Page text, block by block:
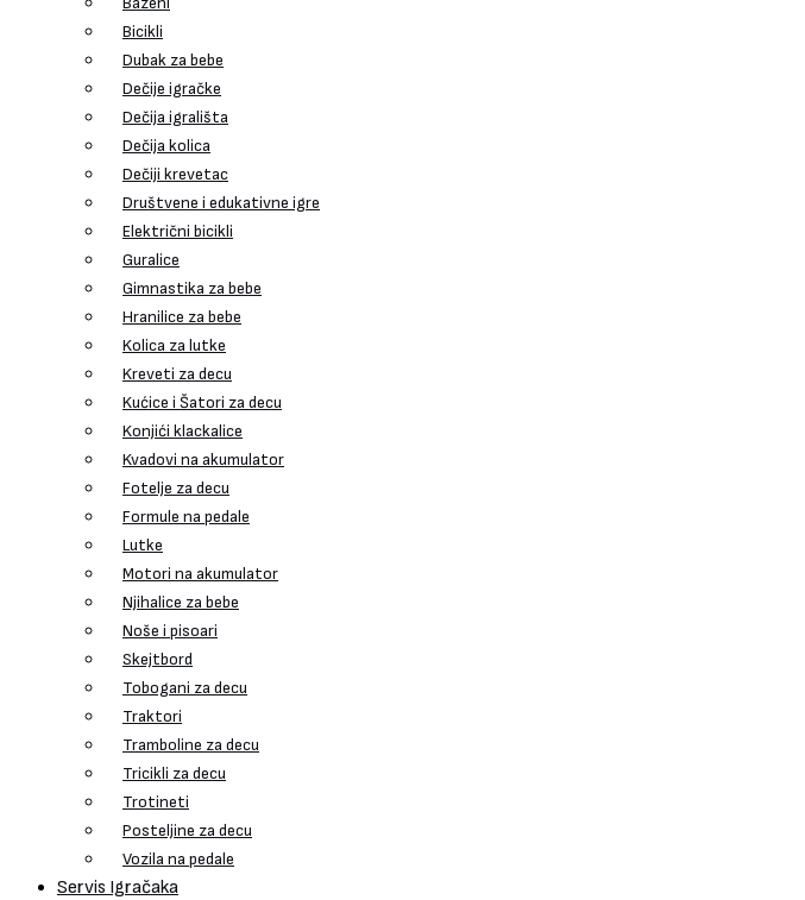
Bicikli
Dubak za bebe
Dečije igračke
Dečija igrališta
Dečija kolica
Dečiji krevetac
Društvene i edukativne igre
Električni bicikli
Guralice
Gimnastika za bebe
Hranilice za bebe
Kolica za lutke
Kreveti za decu
Kućice i Šatori za decu
Konjići klackalice
Kvadovi na akumulator
Fotelje za decu
Formule na pedale
Lutke
Motori na akumulator
Njihalice za bebe
Noše i pisoari
Skejtbord
Tobogani za decu
Traktori
Tramboline za decu
Tricikli za decu
Trotineti
Posteljine za decu
Vozila na pedale
Servis Igračaka